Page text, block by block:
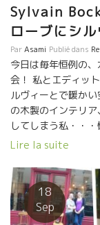
た。シルヴァンのワ
ンだった。 もう嬉
ージ！！ 六本木
ださい。美味しい
Yakisoba et Vin
est déjà très
devant l’entrée.
« SANTEKAN »
Paris, Asami y est
recommandé par
du soleil à Rhône
Sylvain
ローブにシ
ParAsami Publié dans
今日は毎年恒例の
会！ 私とエディッ
ルヴィーとで暖か
の木製のインテリ
してしまう私・・
ン詰めされたばかり
り欠点が無いキレ
間樽熟成して出来
が少々残った『フ
した。 一本目のワ
Lire la suite
18
Sep